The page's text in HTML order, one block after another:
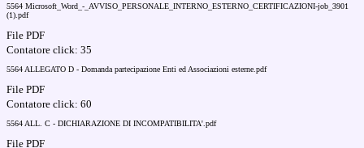
5564 Microsoft_Word_-_AVVISO_PERSONALE_INTERNO_ESTERNO_CERTIFICAZIONI-job_3901
(1).pdf
File PDF
Contatore click: 35
5564 ALLEGATO D - Domanda partecipazione Enti ed Associazioni esterne.pdf
File PDF
Contatore click: 60
5564 ALL. C - DICHIARAZIONE DI INCOMPATIBILITA'.pdf
File PDF